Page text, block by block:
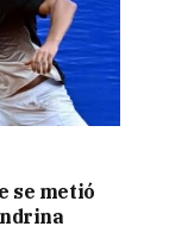
se metió